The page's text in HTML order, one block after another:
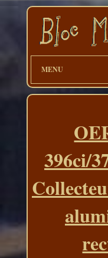
MENU
396ci/